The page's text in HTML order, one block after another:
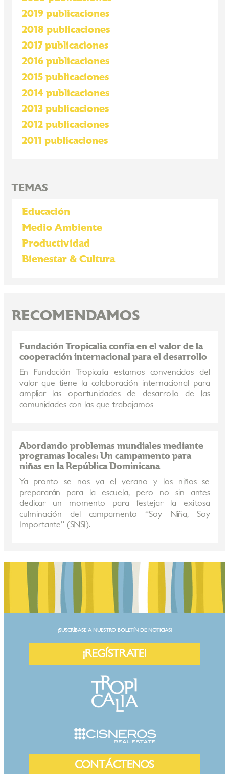
2019 publicaciones
2018 publicaciones
2017 publicaciones
2016 publicaciones
2015 publicaciones
2014 publicaciones
2013 publicaciones
2012 publicaciones
2011 publicaciones
TEMAS
Educación
Medio Ambiente
Productividad
Bienestar & Cultura
RECOMENDAMOS
Fundación Tropicalia confía en el valor de la
cooperación internacional para el desarrollo
En Fundación Tropicalia estamos convencidos del
valor que tiene la colaboración internacional para
ampliar las oportunidades de desarrollo de las
comunidades con las que trabajamos
Abordando problemas mundiales mediante
programas locales: Un campamento para
niñas en la República Dominicana
Ya pronto se nos va el verano y los niños se
prepararán para la escuela, pero no sin antes
dedicar un momento para festejar la exitosa
culminación del campamento “Soy Niña, Soy
Importante” (SNSI).
¡SUSCRÍBASE A NUESTRO BOLETÍN DE NOTICIAS!
¡REGÍSTRATE!
CONTÁCTENOS